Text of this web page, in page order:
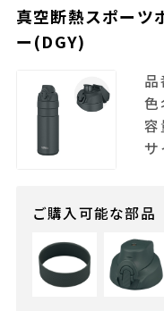
真空断熱スポーツ
ー(DGY)
品
色
容
サ
ご購入可能な部品